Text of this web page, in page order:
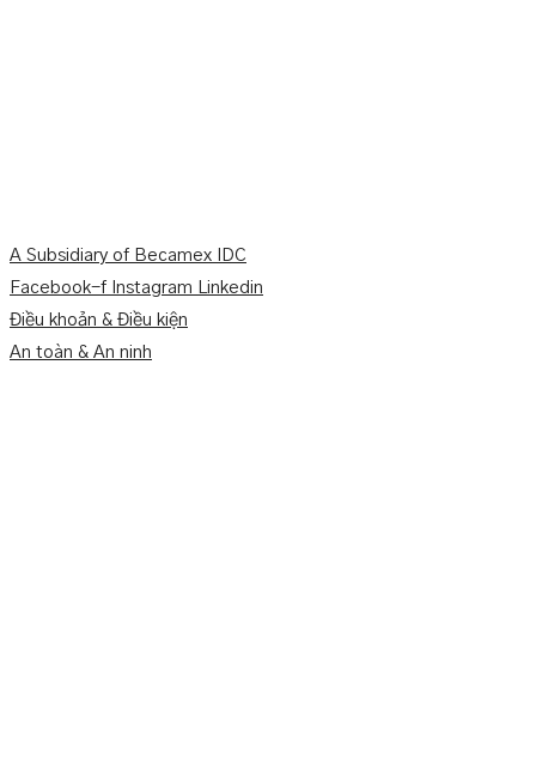
A Subsidiary of Becamex IDC
Facebook-f Instagram Linkedin
Điều khoản & Điều kiện
An toàn & An ninh